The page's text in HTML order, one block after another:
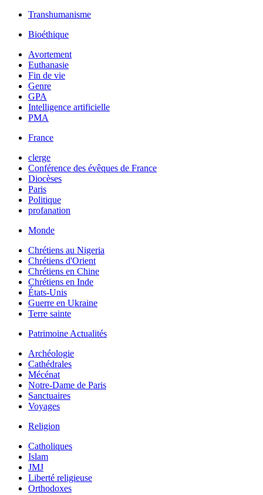
Transhumanisme
Bioéthique
Avortement
Euthanasie
Fin de vie
Genre
GPA
Intelligence artificielle
PMA
France
clerge
Conférence des évêques de France
Diocèses
Paris
Politique
profanation
Monde
Chrétiens au Nigeria
Chrétiens d'Orient
Chrétiens en Chine
Chrétiens en Inde
États-Unis
Guerre en Ukraine
Terre sainte
Patrimoine Actualités
Archéologie
Cathédrales
Mécénat
Notre-Dame de Paris
Sanctuaires
Voyages
Religion
Catholiques
Islam
JMJ
Liberté religieuse
Orthodoxes